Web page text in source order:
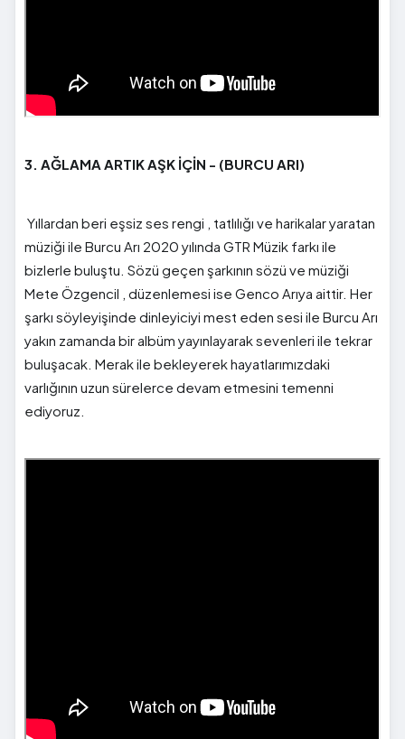
3. AĞLAMA ARTIK AŞK İÇİN - (BURCU ARI)
Yıllardan beri eşsiz ses rengi , tatlılığı ve harikalar yaratan
müziği ile Burcu Arı 2020 yılında GTR Müzik farkı ile
bizlerle buluştu. Sözü geçen şarkının sözü ve müziği
Mete Özgencil , düzenlemesi ise Genco Arıya aittir. Her
şarkı söyleyişinde dinleyiciyi mest eden sesi ile Burcu Arı
yakın zamanda bir albüm yayınlayarak sevenleri ile tekrar
buluşacak. Merak ile bekleyerek hayatlarımızdaki
varlığının uzun sürelerce devam etmesini temenni
ediyoruz.